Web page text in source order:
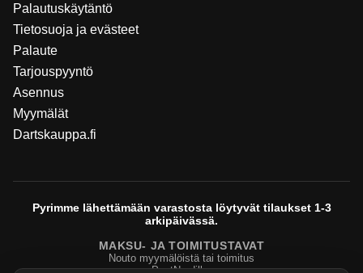
Palautuskäytäntö
Tietosuoja ja evästeet
Palaute
Tarjouspyyntö
Asennus
Myymälät
Dartskauppa.fi
Pyrimme lähettämään varastosta löytyvät tilaukset 1-3
arkipäivässä.
MAKSU- JA TOIMITUSTAVAT
Nouto myymälöistä tai toimitus
PostNordilla.